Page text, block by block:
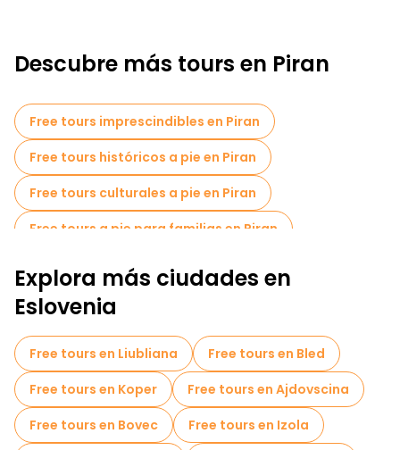
Descubre más tours en Piran
Free tours imprescindibles en Piran
Free tours históricos a pie en Piran
Free tours culturales a pie en Piran
Free tours a pie para familias en Piran
Free tour por el casco antiguo en Piran
Free tours cerca Tartini Central Square Piran
Free tours cerca Duomo di San Giorgio
Explora más ciudades en
Eslovenia
Free tours en Liubliana
Free tours en Bled
Free tours en Koper
Free tours en Ajdovscina
Free tours en Bovec
Free tours en Izola